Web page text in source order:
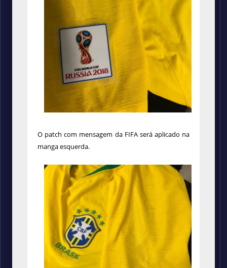
O patch com mensagem da FIFA será aplicado na
manga esquerda.